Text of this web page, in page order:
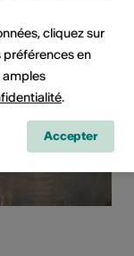
cliquez sur
préférences en
amples
.
Accepter